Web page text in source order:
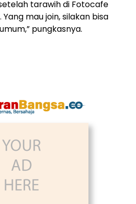
tarawih di Fotocafe
Yang mau join, silakan bisa
pungkasnya.